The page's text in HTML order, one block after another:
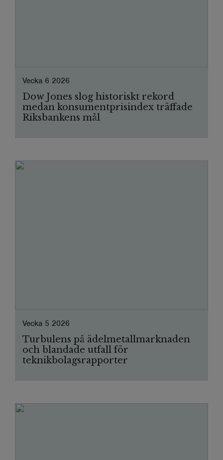
Vecka 6 2026
Dow Jones slog historiskt rekord
medan konsumentprisindex träffade
Riksbankens mål
Vecka 5 2026
Turbulens på ädelmetallmarknaden
och blandade utfall för
teknikbolagsrapporter